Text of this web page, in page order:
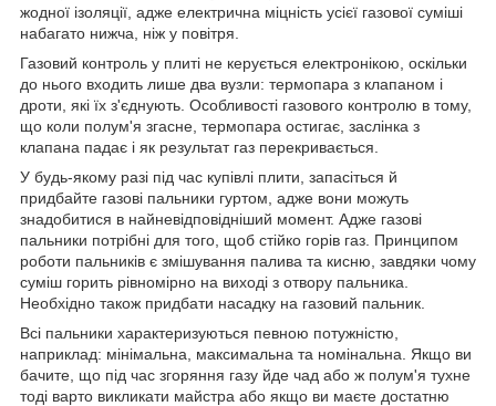
жодної ізоляції, адже електрична міцність усієї газової суміші
набагато нижча, ніж у повітря.
Газовий контроль у плиті не керується електронікою, оскільки
до нього входить лише два вузли: термопара з клапаном і
дроти, які їх з'єднують. Особливості газового контролю в тому,
що коли полум'я згасне, термопара остигає, заслінка з
клапана падає і як результат газ перекривається.
У будь-якому разі під час купівлі плити, запасіться й
придбайте газові пальники гуртом, адже вони можуть
знадобитися в найневідповідніший момент. Адже газові
пальники потрібні для того, щоб стійко горів газ. Принципом
роботи пальників є змішування палива та кисню, завдяки чому
суміш горить рівномірно на виході з отвору пальника.
Необхідно також придбати насадку на газовий пальник.
Всі пальники характеризуються певною потужністю,
наприклад: мінімальна, максимальна та номінальна. Якщо ви
бачите, що під час згоряння газу йде чад або ж полум'я тухне
тоді варто викликати майстра або якщо ви маєте достатню